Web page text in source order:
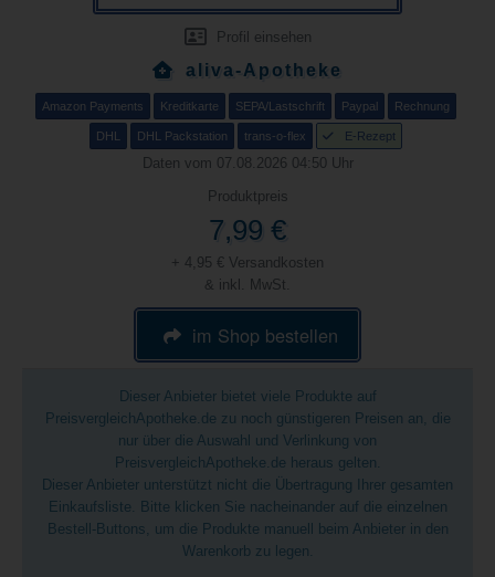
Profil einsehen
aliva-Apotheke
Amazon Payments Kreditkarte SEPA/Lastschrift Paypal Rechnung
DHL DHL Packstation trans-o-flex E-Rezept
Daten vom 07.08.2026 04:50 Uhr
Produktpreis
7,99 €
+ 4,95 € Versandkosten
& inkl. MwSt.
im Shop bestellen
Dieser Anbieter bietet viele Produkte auf
PreisvergleichApotheke.de zu noch günstigeren Preisen an, die
nur über die Auswahl und Verlinkung von
PreisvergleichApotheke.de heraus gelten.
Dieser Anbieter unterstützt nicht die Übertragung Ihrer gesamten
Einkaufsliste. Bitte klicken Sie nacheinander auf die einzelnen
Bestell-Buttons, um die Produkte manuell beim Anbieter in den
Warenkorb zu legen.